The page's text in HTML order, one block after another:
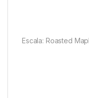
Escala: Roasted